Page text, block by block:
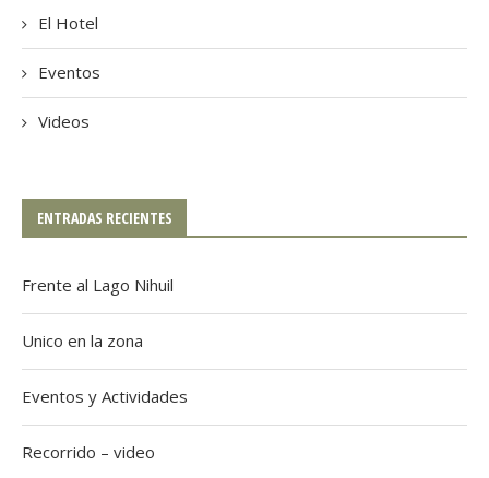
El Hotel
Eventos
Videos
ENTRADAS RECIENTES
Frente al Lago Nihuil
Unico en la zona
Eventos y Actividades
Recorrido – video